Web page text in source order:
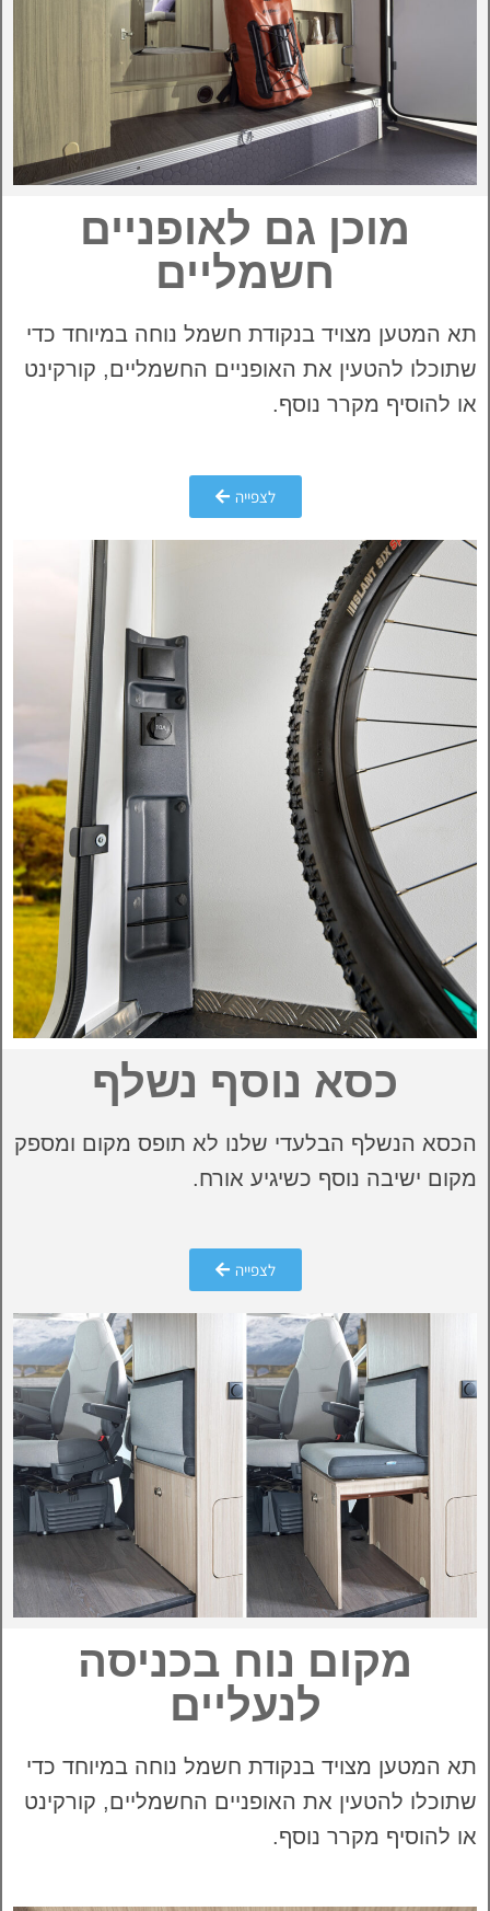
מוכן גם לאופניים
חשמליים
תא המטען מצויד בנקודת חשמל נוחה במיוחד כדי
שתוכלו להטעין את האופניים החשמליים, קורקינט
או להוסיף מקרר נוסף.
לצפייה
כסא נוסף נשלף
הכסא הנשלף הבלעדי שלנו לא תופס מקום ומספק
מקום ישיבה נוסף כשיגיע אורח.
לצפייה
מקום נוח בכניסה
לנעליים
תא המטען מצויד בנקודת חשמל נוחה במיוחד כדי
שתוכלו להטעין את האופניים החשמליים, קורקינט
או להוסיף מקרר נוסף.